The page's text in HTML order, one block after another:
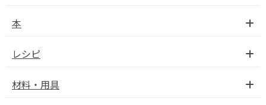
本
レシピ
材料・用具